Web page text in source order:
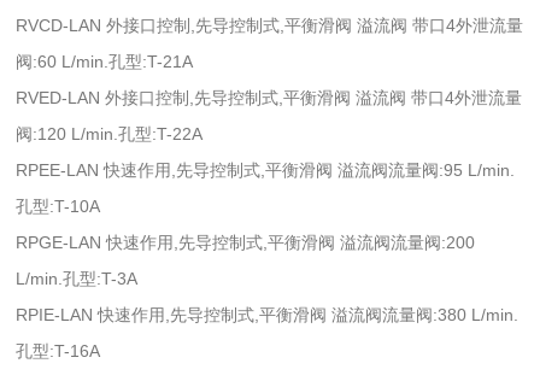
RVCD-LAN 外接口控制,先导控制式,平衡滑阀 溢流阀 带口4外泄流量
阀:60 L/min.孔型:T-21A
RVED-LAN 外接口控制,先导控制式,平衡滑阀 溢流阀 带口4外泄流量
阀:120 L/min.孔型:T-22A
RPEE-LAN 快速作用,先导控制式,平衡滑阀 溢流阀流量阀:95 L/min.
孔型:T-10A
RPGE-LAN 快速作用,先导控制式,平衡滑阀 溢流阀流量阀:200
L/min.孔型:T-3A
RPIE-LAN 快速作用,先导控制式,平衡滑阀 溢流阀流量阀:380 L/min.
孔型:T-16A